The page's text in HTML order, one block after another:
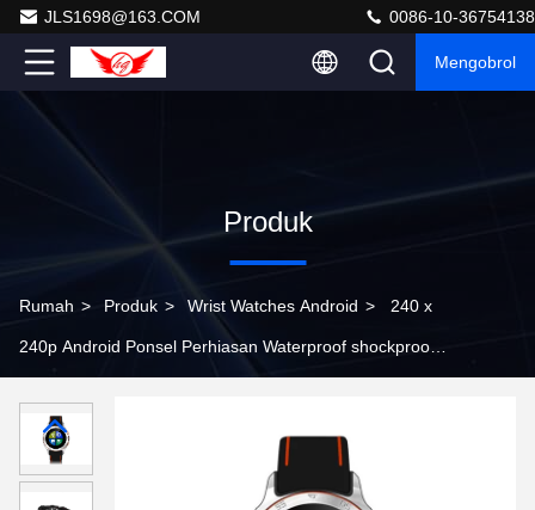
JLS1698@163.COM 0086-10-36754138
Mengobrol
Produk
Rumah > Produk > Wrist Watches Android > 240 x
240p Android Ponsel Perhiasan Waterproof shockproof